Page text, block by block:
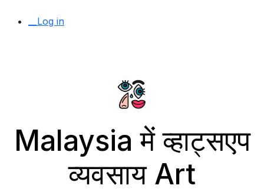
__Log in
Malaysia में व्हाट्सएप
व्यवसाय Art